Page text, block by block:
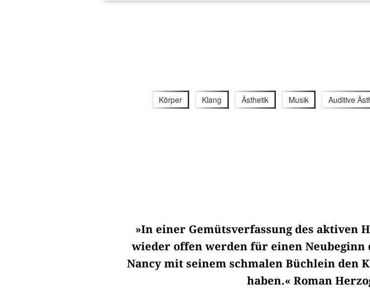
Körper Klang Ästhetik Musik Auditive
»In einer Gemütsverfassung des aktiven
wieder offen werden für einen Neubeginn
Nancy mit seinem schmalen Büchlein den
haben.« Roman